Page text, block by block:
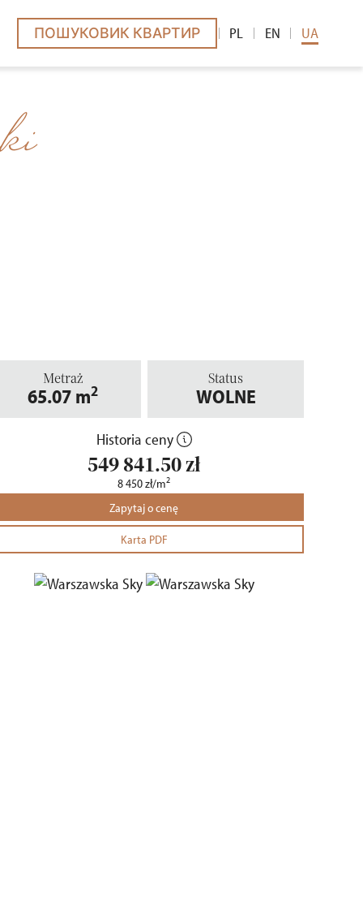
ПОШУКОВИК КВАРТИР PL EN UA
Metraż
65.07 m2
Status
WOLNE
Historia ceny
549 841.50zł
8 450zł/m2
Zapytaj o cenę
Karta PDF